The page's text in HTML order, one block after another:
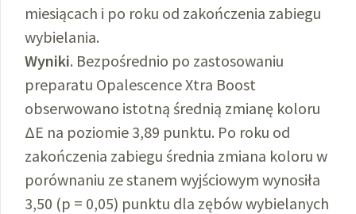
miesiącach i po roku od zakończenia zabiegu
wybielania.
Wyniki. Bezpośrednio po zastosowaniu
preparatu Opalescence Xtra Boost
obserwowano istotną średnią zmianę koloru
ΔE na poziomie 3,89 punktu. Po roku od
zakończenia zabiegu średnia zmiana koloru w
porównaniu ze stanem wyjściowym wynosiła
3,50 (p = 0,05) punktu dla zębów wybielanych